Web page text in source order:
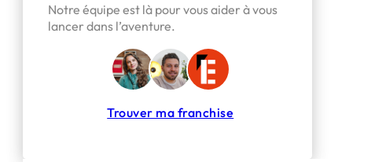
Notre équipe est là pour vous aider à vous
lancer dans l’aventure.
Trouver ma franchise